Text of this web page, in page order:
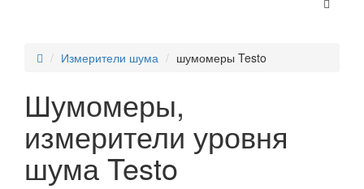
Измерители шума шумомеры Testo
Шумомеры,
измерители уровня
шума Testo